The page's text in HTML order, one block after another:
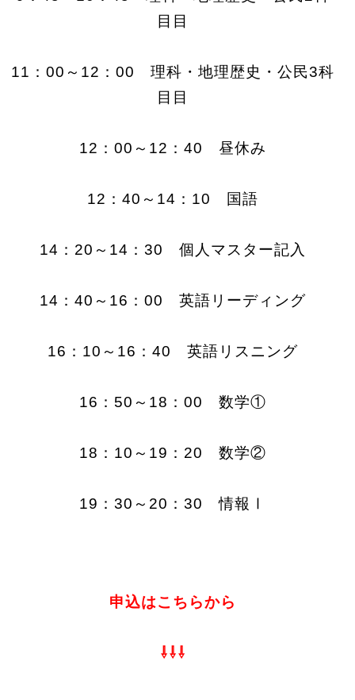
目目
11：00～12：00 理科・地理歴史・公民3科
目目
12：00～12：40 昼休み
12：40～14：10 国語
14：20～14：30 個人マスター記入
14：40～16：00 英語リーディング
16：10～16：40 英語リスニング
16：50～18：00 数学①
18：10～19：20 数学②
19：30～20：30 情報Ⅰ
申込はこちらから
⇩⇩⇩